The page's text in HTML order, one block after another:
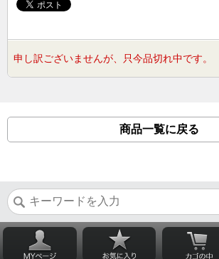
申し訳ございませんが、只今品切れ中です。
商品一覧に戻る